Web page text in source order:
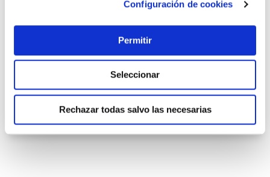
Configuración de cookies
Permitir
Seleccionar
Rechazar todas salvo las necesarias
Buzon exter. natuur acero blanco
Natuur
23,45 €
Añadir al carrito